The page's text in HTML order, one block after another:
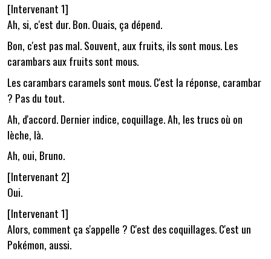
[Intervenant 1]
Ah, si, c'est dur. Bon. Ouais, ça dépend.
Bon, c'est pas mal. Souvent, aux fruits, ils sont mous. Les
carambars aux fruits sont mous.
Les carambars caramels sont mous. C'est la réponse, carambar
? Pas du tout.
Ah, d'accord. Dernier indice, coquillage. Ah, les trucs où on
lèche, là.
Ah, oui, Bruno.
[Intervenant 2]
Oui.
[Intervenant 1]
Alors, comment ça s'appelle ? C'est des coquillages. C'est un
Pokémon, aussi.